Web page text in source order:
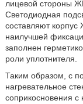
лицевой стороны
Светодиодная
составляют
наилучшей
заполнен
роли уплотнителя.
Таким образом, с
нагревательное
соприкосновения